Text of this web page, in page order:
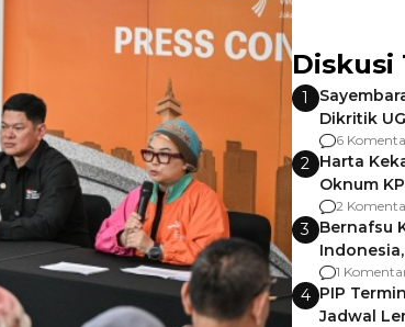
Diskusi
1
Dikritik
Gagalnya
6
2 Harta
Oknum
Pemalang
2
3 Bernafsu
1
4 PIP
Jadwal